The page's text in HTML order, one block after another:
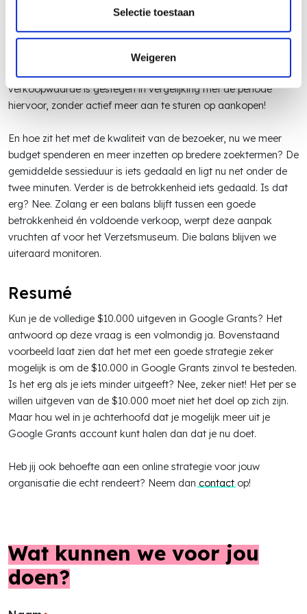
Selectie toestaan
Weigeren
ctrduidelijk zijn toegenomen. Verder heeft
stijging in de besteding van het mediabudget, maar ook voor
een toename van het verkochte aantal entreebewijzen bij het
Verzetsmuseum. Zowel het aantal transacties als de
verkoopwaarde is gestegen in vergelijking met de periode
hiervoor, zonder actief meer aan te sturen op aankopen!
En hoe zit het met de kwaliteit van de bezoeker, nu we meer
budget spenderen en meer inzetten op bredere zoektermen? De
gemiddelde sessieduur is iets gedaald en ligt nu net onder de
twee minuten. Verder is de betrokkenheid iets gedaald. Is dat
erg? Nee. Zolang er een balans blijft tussen een goede
betrokkenheid én voldoende verkoop, werpt deze aanpak
vruchten af voor het Verzetsmuseum. Die balans blijven we
uiteraard monitoren.
Resumé
Kun je de volledige $10.000 uitgeven in Google Grants? Het
antwoord op deze vraag is een volmondig ja. Bovenstaand
voorbeeld laat zien dat het met een goede strategie zeker
mogelijk is om de $10.000 in Google Grants zinvol te besteden.
Is het erg als je iets minder uitgeeft? Nee, zeker niet! Het per se
willen uitgeven van de $10.000 moet niet het doel op zich zijn.
Maar hou wel in je achterhoofd dat je mogelijk meer uit je
Google Grants account kunt halen dan dat je nu doet.
Heb jij ook behoefte aan een online strategie voor jouw
organisatie die echt rendeert? Neem dancontactop!
Wat kunnen wevoor jou
doen?